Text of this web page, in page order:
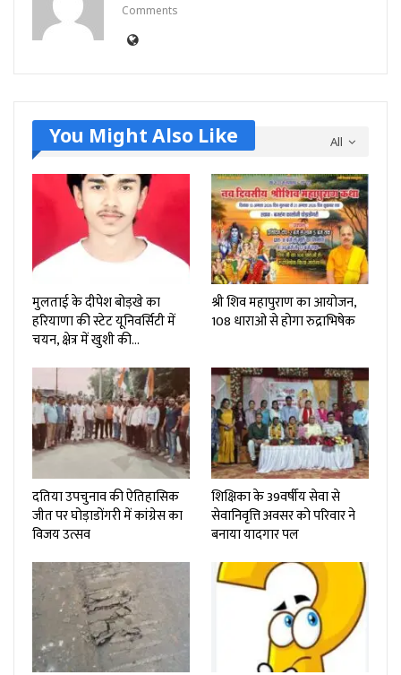
Comments
All
You Might Also Like
मुलताई के दीपेश बोड़खे का
हरियाणा की स्टेट यूनिवर्सिटी में
चयन, क्षेत्र में खुशी की…
श्री शिव महापुराण का आयोजन,
108 धाराओ से होगा रुद्राभिषेक
दतिया उपचुनाव की ऐतिहासिक
जीत पर घोड़ाडोंगरी में कांग्रेस का
विजय उत्सव
शिक्षिका के 39वर्षीय सेवा से
सेवानिवृत्ति अवसर को परिवार ने
बनाया यादगार पल